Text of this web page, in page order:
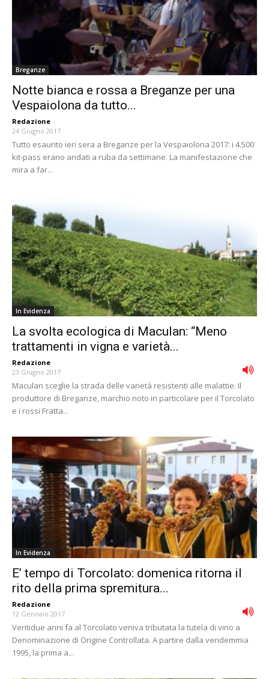
Breganze
Notte bianca e rossa a Breganze per una
Vespaiolona da tutto...
Redazione -
24 Giugno 2017
Tutto esaurito ieri sera a Breganze per la Vespaiolona 2017: i 4.500
kit-pass erano andati a ruba da settimane. La manifestazione che
mira a far...
In Evidenza
La svolta ecologica di Maculan: “Meno
trattamenti in vigna e varietà...
Redazione -
23 Giugno 2017
Maculan sceglie la strada delle varietà resistenti alle malattie. Il
produttore di Breganze, marchio noto in particolare per il Torcolato
e i rossi Fratta...
In Evidenza
E’ tempo di Torcolato: domenica ritorna il
rito della prima spremitura...
Redazione -
12 Gennaio 2017
Ventidue anni fa al Torcolato veniva tributata la tutela di vino a
Denominazione di Origine Controllata. A partire dalla vendemmia
1995, la prima a...